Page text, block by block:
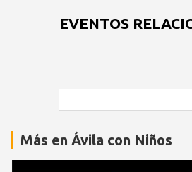
EVENTOS
Más en Ávila con Niños